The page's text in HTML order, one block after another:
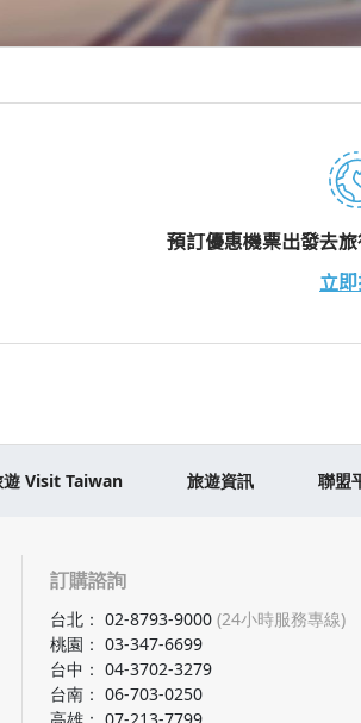
預訂優惠機票出發去
立
遊 Visit Taiwan 旅遊資訊 聯盟
訂購諮詢
台北 ： 02-8793-9000 (24小時服務專線)
桃園 ： 03-347-6699
台中 ： 04-3702-3279
台南 ： 06-703-0250